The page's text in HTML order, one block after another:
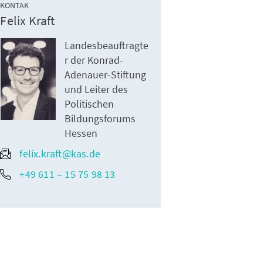
KONTAK
Felix Kraft
Landesbeauftragte
r der Konrad-
Adenauer-Stiftung
und Leiter des
Politischen
Bildungsforums
Hessen
felix.kraft@kas.de
+49 611 – 15 75 98 13